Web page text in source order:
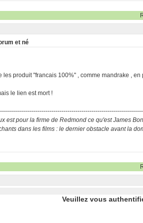
et né
les produit "francais 100%" , comme mandrake , en
le lien est mort !
est pour la firme de Redmond ce qu'est James
dans les films : le dernier obstacle avant la
Veuillez vous